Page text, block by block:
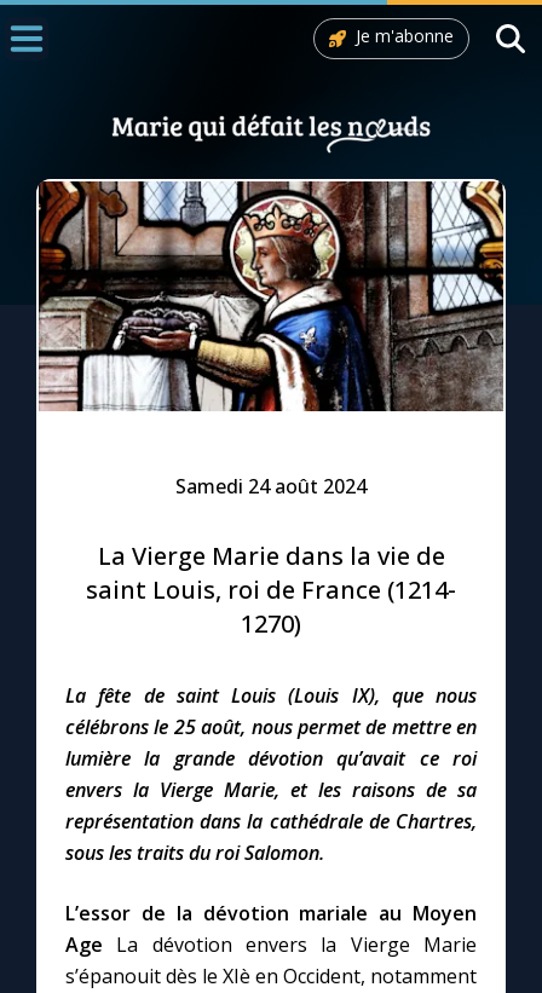
1000 Raisons de Croire
L'actualité de la semaine
La chaîne Youtube
Le compte Tiktok
Le site internet
Questions-réponses
Avec Thérèse de Lisieux
Je m'abonne
Samedi 24 août 2024
La Vierge Marie dans la vie de
saint Louis, roi de France (1214-
1270)
La fête de saint Louis (Louis IX), que nous
célébrons le 25 août, nous permet de mettre en
lumière la grande dévotion qu’avait ce roi
envers la Vierge Marie, et les raisons de sa
représentation dans la cathédrale de Chartres,
sous les traits du roi Salomon.
L’essor de la dévotion mariale au Moyen
Age La dévotion envers la Vierge Marie
s’épanouit dès le XIè en Occident, notamment